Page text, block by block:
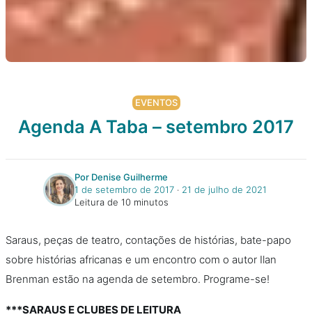
EVENTOS
Agenda A Taba – setembro 2017
Por Denise Guilherme
1 de setembro de 2017 ‧ 21 de julho de 2021
Leitura de 10 minutos
Saraus, peças de teatro, contações de histórias, bate-papo
sobre histórias africanas e um encontro com o autor Ilan
Brenman estão na agenda de setembro. Programe-se!
***SARAUS E CLUBES DE LEITURA